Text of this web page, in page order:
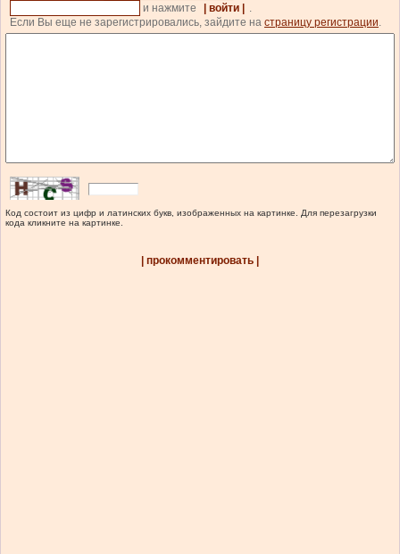
и нажмите
| войти |
.
Если Вы еще не зарегистрировались, зайдите на страницу регистрации.
Код состоит из цифр и латинских букв, изображенных на картинке. Для перезагрузки
кода кликните на картинке.
| прокомментировать |